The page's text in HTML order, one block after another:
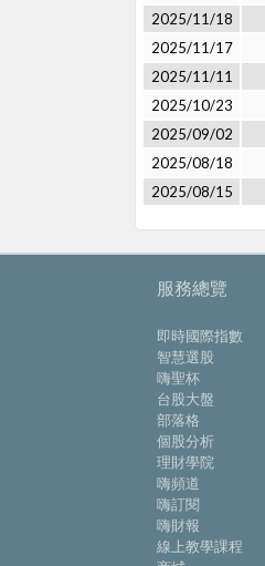
2025/11/18
2025/11/17
2025/11/11
2025/10/23
2025/09/02
2025/08/18
2025/08/15
服務總覽
即時國際指數
智慧選股
嗨聖杯
台股大盤
部落格
個股分析
理財學院
嗨頻道
嗨訂閱
嗨財報
線上教學課程